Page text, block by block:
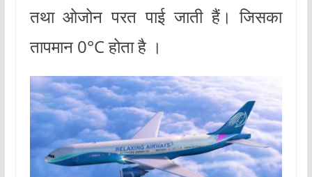
तथा ओजोन परत पाई जाती हैं। जिसका
तापमान 0°C होता है ।